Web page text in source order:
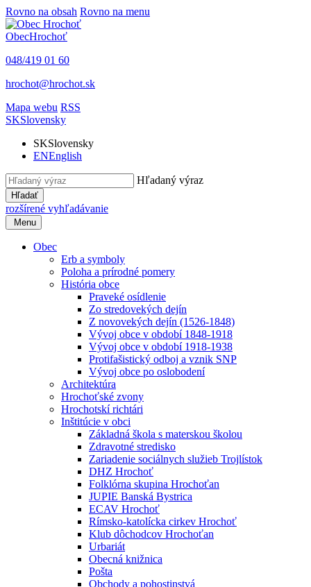
Rovno na obsah Rovno na menu
ObecHrochoť
048/419 01 60
hrochot@hrochot.sk
Mapa webu RSS
SKSlovensky
SKSlovensky
ENEnglish
Hľadaný výraz
Hľadať
rozšírené vyhľadávanie
Menu
Obec
Erb a symboly
Poloha a prírodné pomery
História obce
Praveké osídlenie
Zo stredovekých dejín
Z novovekých dejín (1526-1848)
Vývoj obce v období 1848-1918
Vývoj obce v období 1918-1938
Protifašistický odboj a vznik SNP
Vývoj obce po oslobodení
Architektúra
Hrochoťské zvony
Hrochotskí richtári
Inštitúcie v obci
Základná škola s materskou školou
Zdravotné stredisko
Zariadenie sociálnych služieb Trojlístok
DHZ Hrochoť
Folklórna skupina Hrochoťan
JUPIE Banská Bystrica
ECAV Hrochoť
Rímsko-katolícka cirkev Hrochoť
Klub dôchodcov Hrochoťan
Urbariát
Obecná knižnica
Pošta
Obchody a pohostinstvá